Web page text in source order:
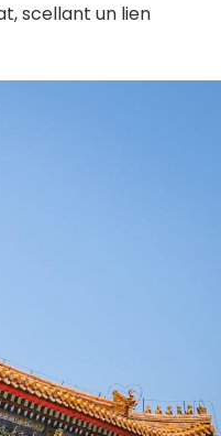
scellant un lien